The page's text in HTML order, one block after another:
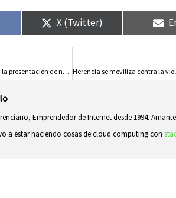
X (Twitter)
El balonmano de Herencia celebra su crecimiento con la presentación de nuevos equipos
Emprendedor de Internet desde 1994.
a estar haciendo cosas de cloud computing con